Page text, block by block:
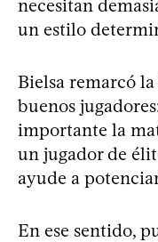
necesitan
un estilo
Bielsa remarcó
buenos
importante la
un jugador de
ayude a
En ese sentido,